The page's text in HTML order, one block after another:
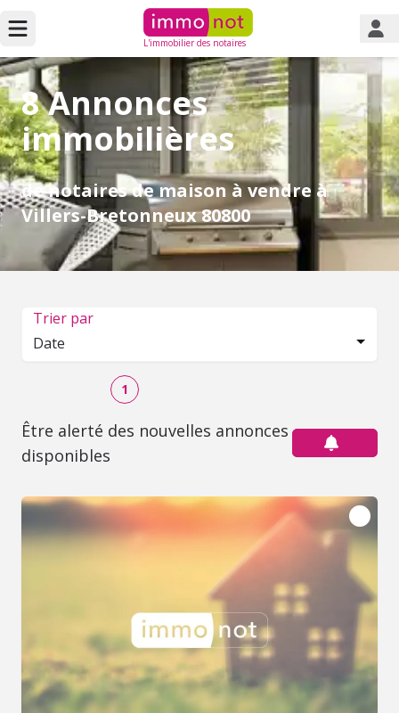
L'immobilier des notaires
8 Annonces
immobilières
de notaires de maison à vendre à
Villers-Bretonneux 80800
Trier par
Date
1
Être alerté des nouvelles annonces
disponibles